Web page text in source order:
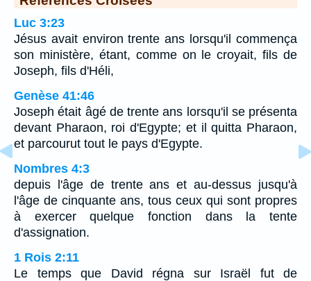
Luc 3:23
Jésus avait environ trente ans lorsqu'il commença
son ministère, étant, comme on le croyait, fils de
Joseph, fils d'Héli,
Genèse 41:46
Joseph était âgé de trente ans lorsqu'il se présenta
devant Pharaon, roi d'Egypte; et il quitta Pharaon,
et parcourut tout le pays d'Egypte.
Nombres 4:3
depuis l'âge de trente ans et au-dessus jusqu'à
l'âge de cinquante ans, tous ceux qui sont propres
à exercer quelque fonction dans la tente
d'assignation.
1 Rois 2:11
Le temps que David régna sur Israël fut de